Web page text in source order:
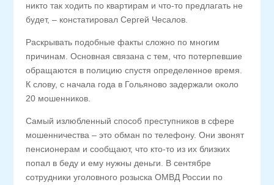
никто так ходить по квартирам и что-то предлагать не
будет, – констатировал Сергей Чесалов.
Раскрывать подобные факты сложно по многим
причинам. Основная связана с тем, что потерпевшие
обращаются в полицию спустя определенное время.
К слову, с начала года в Гольяново задержали около
20 мошенников.
Самый излюбленный способ преступников в сфере
мошенничества – это обман по телефону. Они звонят
пенсионерам и сообщают, что кто-то из их близких
попал в беду и ему нужны деньги. В сентябре
сотрудники уголовного розыска ОМВД России по